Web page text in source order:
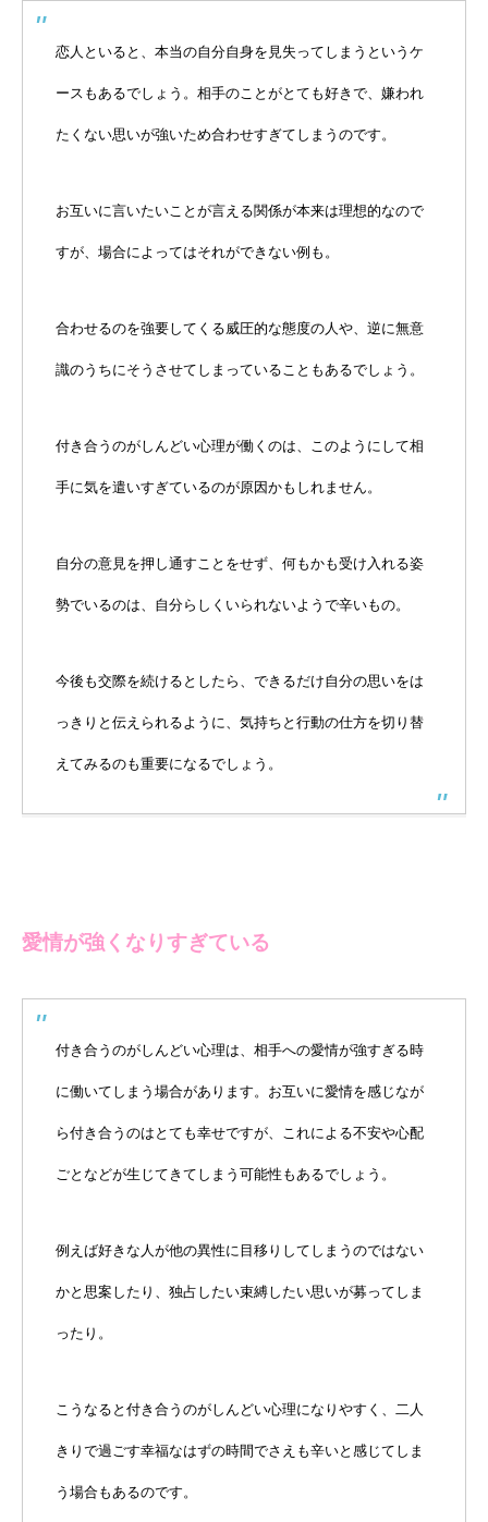
恋人といると、本当の自分自身を見失ってしまうというケ
ースもあるでしょう。相手のことがとても好きで、嫌われ
たくない思いが強いため合わせすぎてしまうのです。
お互いに言いたいことが言える関係が本来は理想的なので
すが、場合によってはそれができない例も。
合わせるのを強要してくる威圧的な態度の人や、逆に無意
識のうちにそうさせてしまっていることもあるでしょう。
付き合うのがしんどい心理が働くのは、このようにして相
手に気を遣いすぎているのが原因かもしれません。
自分の意見を押し通すことをせず、何もかも受け入れる姿
勢でいるのは、自分らしくいられないようで辛いもの。
今後も交際を続けるとしたら、できるだけ自分の思いをは
っきりと伝えられるように、気持ちと行動の仕方を切り替
えてみるのも重要になるでしょう。
愛情が強くなりすぎている
付き合うのがしんどい心理は、相手への愛情が強すぎる時
に働いてしまう場合があります。お互いに愛情を感じなが
ら付き合うのはとても幸せですが、これによる不安や心配
ごとなどが生じてきてしまう可能性もあるでしょう。
例えば好きな人が他の異性に目移りしてしまうのではない
かと思案したり、独占したい束縛したい思いが募ってしま
ったり。
こうなると付き合うのがしんどい心理になりやすく、二人
きりで過ごす幸福なはずの時間でさえも辛いと感じてしま
う場合もあるのです。